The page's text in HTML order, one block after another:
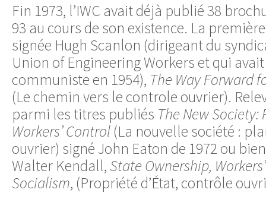
Fin 1973, l’IWC avait déjà publié 38
93 au cours de son existence. La
signée Hugh Scanlon (dirigeant du
Union of Engineering Workers et qui
communiste en 1954), The Way Forward
(Le chemin vers le controle ouvrier).
parmi les titres publiés The New
Workers’ Control(La nouvelle société :
ouvrier) signé John Eaton de 1972 ou
Walter Kendall,State Ownership,
Socialism, (Propriété d’État, contrôle